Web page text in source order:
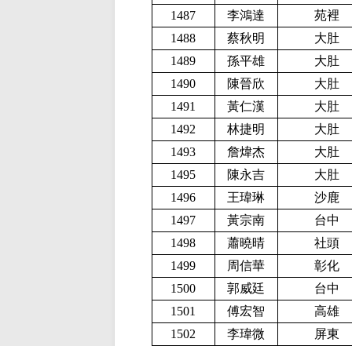
1487
李鴻達
苑裡
1488
蔡秋明
大肚
1489
孫平雄
大肚
1490
陳晉欣
大肚
1491
黃仁漢
大肚
1492
林捷明
大肚
1493
詹煒杰
大肚
1495
陳永吉
大肚
1496
王瑋琳
沙鹿
1497
黃宗南
台中
1498
蕭曉晴
社頭
1499
周信華
彰化
1500
郭威廷
台中
1501
傅宏智
高雄
1502
李瑋微
屏東